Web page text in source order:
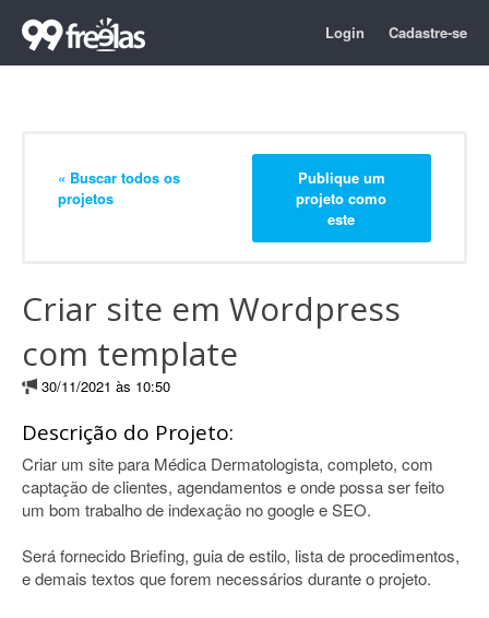
Login Cadastre-se
« Buscar todos os
projetos
Publique um
projeto como
este
Criar site em Wordpress
com template
30/11/2021 às 10:50
Descrição do Projeto:
Criar um site para Médica Dermatologista, completo, com
captação de clientes, agendamentos e onde possa ser feito
um bom trabalho de indexação no google e SEO.
Será fornecido Briefing, guia de estilo, lista de procedimentos,
e demais textos que forem necessários durante o projeto.